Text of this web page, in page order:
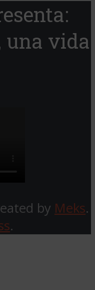
una vida
by Meks.
.